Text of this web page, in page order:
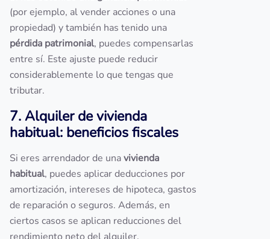
(por ejemplo, al vender acciones o una
propiedad) y también has tenido una
pérdida patrimonial, puedes compensarlas
entre sí. Este ajuste puede reducir
considerablemente lo que tengas que
tributar.
7. Alquiler de vivienda
habitual: beneficios fiscales
Si eres arrendador de unavivienda
habitual, puedes aplicar deducciones por
amortización, intereses de hipoteca, gastos
de reparación o seguros. Además, en
ciertos casos se aplican reducciones del